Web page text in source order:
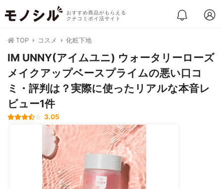
おすすめ商品がもらえる
クチコミポイ活サイト
TOP コスメ 化粧下地
IM UNNY(アイムユニ) ウォータリーローズ
メイクアップベースプライムの悪い口コ
ミ・評判は？実際に使ったリアルな本音レ
ビュー1件
3.05